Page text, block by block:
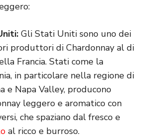
Gli Stati Uniti sono uno dei
produttori di Chardonnay al di
Francia. Stati come la
in particolare nella regione di
e Napa Valley, producono
leggero e aromatico con
che spaziano dal fresco e
al ricco e burroso.